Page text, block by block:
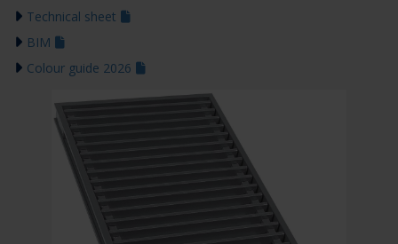
Technical sheet
BIM
Colour guide 2026